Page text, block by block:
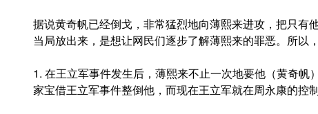
据说黄奇帆已经倒戈，非常猛烈地向薄熙来进攻，把只有
当局放出来，是想让网民们逐步了解薄熙来的罪恶。所以
1. 在王立军事件发生后，薄熙来不止一次地要他（黄奇帆
家宝借王立军事件整倒他，而现在王立军就在周永康的控